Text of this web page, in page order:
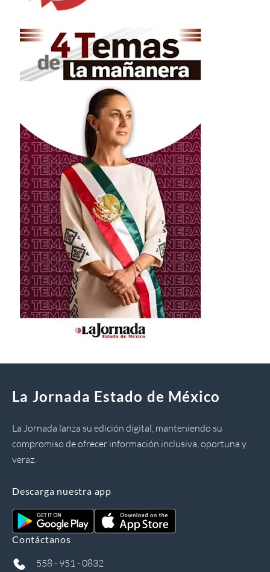
La Jornada Estado de México
La Jornada lanza su edición digital, manteniendo su
compromiso de ofrecer información inclusiva, oportuna y
veraz.
Descarga nuestra app
Contáctanos
558 - 951 - 0832